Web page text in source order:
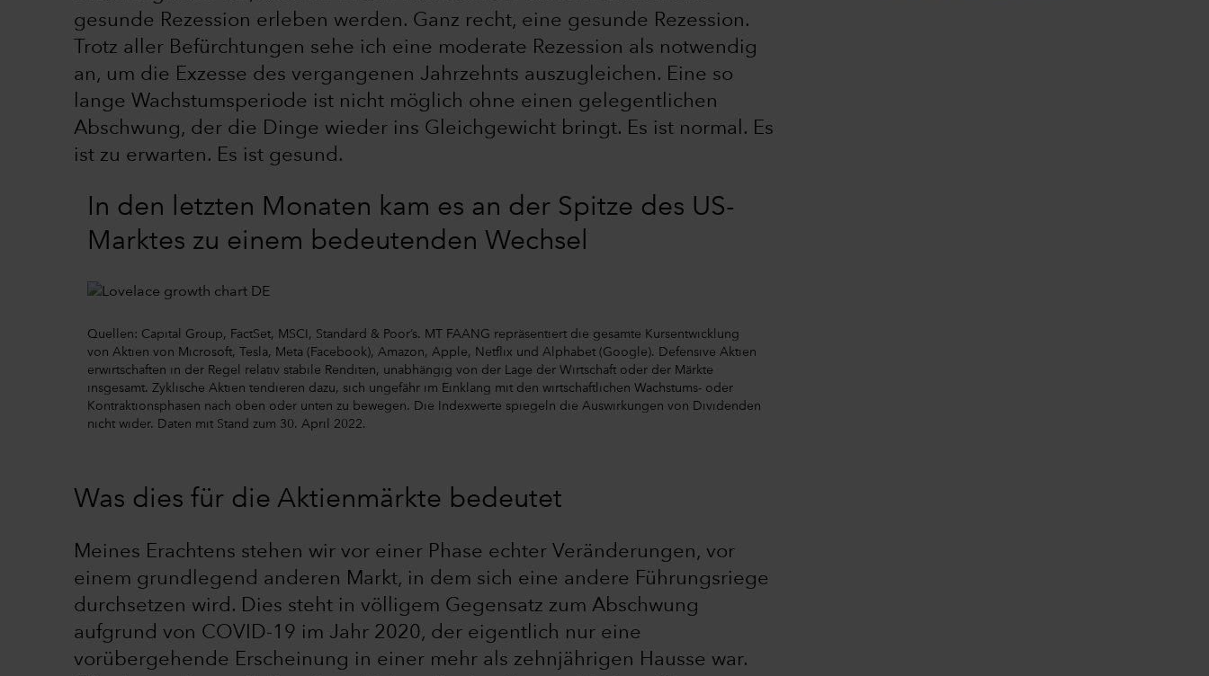
gesunde Rezession erleben werden. Ganz recht, eine gesunde Rezession.
Trotz aller Befürchtungen sehe ich eine moderate Rezession als notwendig
an, um die Exzesse des vergangenen Jahrzehnts auszugleichen. Eine so
lange Wachstumsperiode ist nicht möglich ohne einen gelegentlichen
Abschwung, der die Dinge wieder ins Gleichgewicht bringt. Es ist normal. Es
ist zu erwarten. Es ist gesund.
In den letzten Monaten kam es an der Spitze des US-
Marktes zu einem bedeutenden Wechsel
Quellen: Capital Group, FactSet, MSCI, Standard & Poor’s. MT FAANG repräsentiert die gesamte Kursentwicklung
von Aktien von Microsoft, Tesla, Meta (Facebook), Amazon, Apple, Netflix und Alphabet (Google). Defensive Aktien
erwirtschaften in der Regel relativ stabile Renditen, unabhängig von der Lage der Wirtschaft oder der Märkte
insgesamt. Zyklische Aktien tendieren dazu, sich ungefähr im Einklang mit den wirtschaftlichen Wachstums- oder
Kontraktionsphasen nach oben oder unten zu bewegen. Die Indexwerte spiegeln die Auswirkungen von Dividenden
nicht wider. Daten mit Stand zum 30. April 2022.
Was dies für die Aktienmärkte bedeutet
Meines Erachtens stehen wir vor einer Phase echter Veränderungen, vor
einem grundlegend anderen Markt, in dem sich eine andere Führungsriege
durchsetzen wird. Dies steht in völligem Gegensatz zum Abschwung
aufgrund von COVID-19 im Jahr 2020, der eigentlich nur eine
vorübergehende Erscheinung in einer mehr als zehnjährigen Hausse war.